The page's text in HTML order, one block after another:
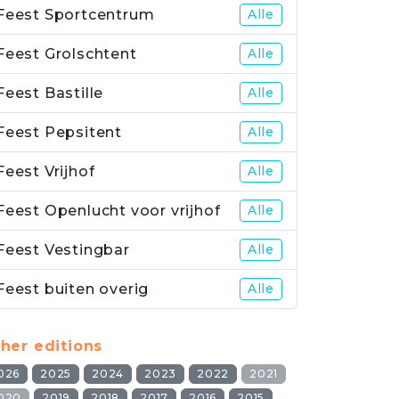
Sportcentrum Alle
Grolschtent Alle
Bastille Alle
Pepsitent Alle
Vrijhof Alle
Openlucht voor vrijhof Alle
Vestingbar Alle
buiten overig Alle
editions
2025 2024 2023 2022
2021